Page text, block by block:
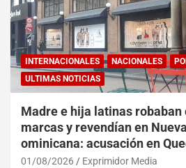
INTERNACIONALES NACIONALES
ULTIMAS NOTICIAS
Madre e hija latinas robaban
marcas y revendían en
ominicana: acusación en
01/08/2026 Exprimidor Media